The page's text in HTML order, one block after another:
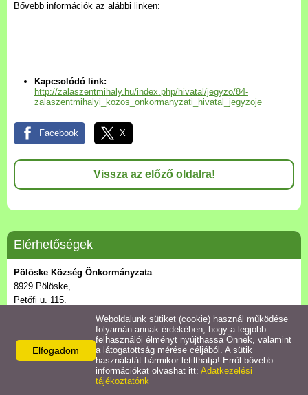
Civil szervezetek
Szolgáltatások
Aktuális események
Pölöskéről írták
Bővebb információk az alábbi linken:
Kapcsolódó link:
http://zalaszentmihaly.hu/index.php/hivatal/jegyzo/84-
zalaszentmihalyi_kozos_onkormanyzati_hivatal_jegyzoje
Facebook X
Vissza az előző oldalra!
Elérhetőségek
Pölöske Község Önkormányzata
8929 Pölöske,
Petőfi u. 115.
Mobil:
+36-30/385-8164
poloskehivatal@zelkanet.hu
Elfogadom
Weboldalunk sütiket (cookie) használ működése
folyamán annak érdekében, hogy a legjobb
felhasználói élményt nyújthassa Önnek, valamint
a látogatottság mérése céljából. A sütik
használatát bármikor letilthatja! Erről bővebb
információkat olvashat itt: Adatkezelési
tájékoztatónk